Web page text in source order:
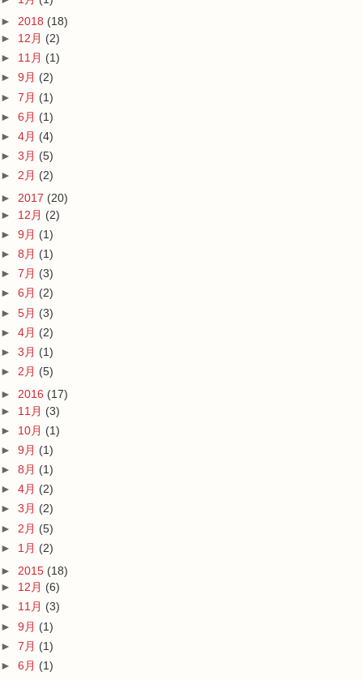
► 2018 (18)
► 12月 (2)
► 11月 (1)
► 9月 (2)
► 7月 (1)
► 6月 (1)
► 4月 (4)
► 3月 (5)
► 2月 (2)
► 2017 (20)
► 12月 (2)
► 9月 (1)
► 8月 (1)
► 7月 (3)
► 6月 (2)
► 5月 (3)
► 4月 (2)
► 3月 (1)
► 2月 (5)
► 2016 (17)
► 11月 (3)
► 10月 (1)
► 9月 (1)
► 8月 (1)
► 4月 (2)
► 3月 (2)
► 2月 (5)
► 1月 (2)
► 2015 (18)
► 12月 (6)
► 11月 (3)
► 9月 (1)
► 7月 (1)
► 6月 (1)